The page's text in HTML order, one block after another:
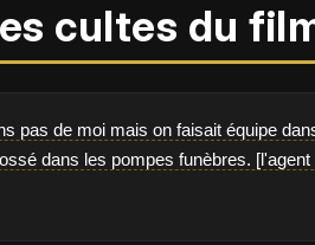
cultes du
pas de moi mais on faisait équipe
dans les pompes funèbres. [l'agent